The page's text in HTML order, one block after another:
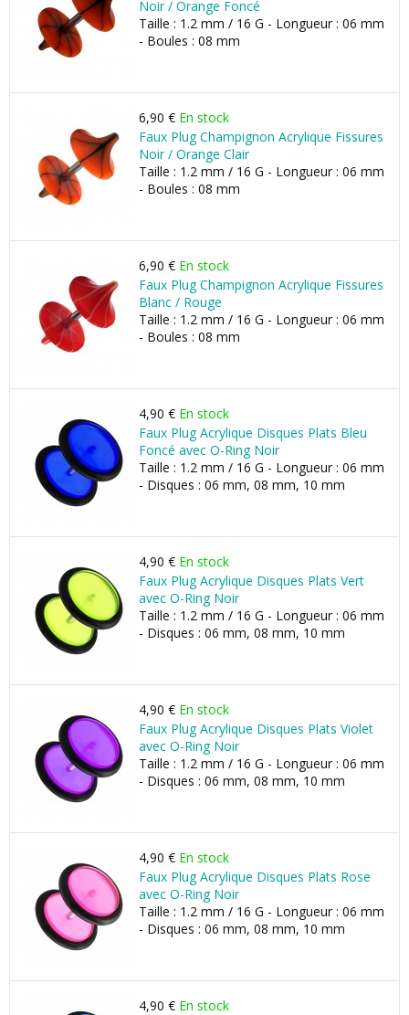
Noir / Orange Foncé
Taille : 1.2 mm / 16 G - Longueur : 06 mm
- Boules : 08 mm
6,90 € En stock
Faux Plug Champignon Acrylique Fissures
Noir / Orange Clair
Taille : 1.2 mm / 16 G - Longueur : 06 mm
- Boules : 08 mm
6,90 € En stock
Faux Plug Champignon Acrylique Fissures
Blanc / Rouge
Taille : 1.2 mm / 16 G - Longueur : 06 mm
- Boules : 08 mm
4,90 € En stock
Faux Plug Acrylique Disques Plats Bleu
Foncé avec O-Ring Noir
Taille : 1.2 mm / 16 G - Longueur : 06 mm
- Disques : 06 mm, 08 mm, 10 mm
4,90 € En stock
Faux Plug Acrylique Disques Plats Vert
avec O-Ring Noir
Taille : 1.2 mm / 16 G - Longueur : 06 mm
- Disques : 06 mm, 08 mm, 10 mm
4,90 € En stock
Faux Plug Acrylique Disques Plats Violet
avec O-Ring Noir
Taille : 1.2 mm / 16 G - Longueur : 06 mm
- Disques : 06 mm, 08 mm, 10 mm
4,90 € En stock
Faux Plug Acrylique Disques Plats Rose
avec O-Ring Noir
Taille : 1.2 mm / 16 G - Longueur : 06 mm
- Disques : 06 mm, 08 mm, 10 mm
4,90 € En stock